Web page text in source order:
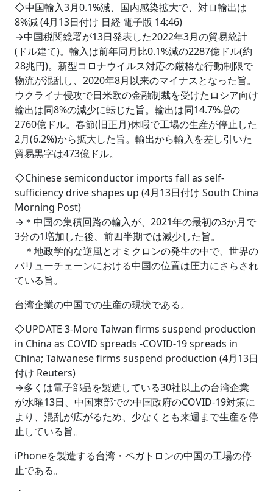
◇中国輸入3月0.1%減、国内感染拡大で、対ロ輸出は
8%減 (4月13日付け 日経 電子版 14:46)
→中国税関総署が13日発表した2022年3月の貿易統計
(ドル建て)。輸入は前年同月比0.1%減の2287億ドル(約
28兆円)。新型コロナウイルス対応の厳格な行動制限で
物流が混乱し、2020年8月以来のマイナスとなった旨。
ウクライナ侵攻で日米欧の金融制裁を受けたロシア向け
輸出は同8%の減少に転じた旨。輸出は同14.7%増の
2760億ドル。春節(旧正月)休暇で工場の生産が停止した
2月(6.2%)から拡大した旨。輸出から輸入を差し引いた
貿易黒字は473億ドル。
◇Chinese semiconductor imports fall as self-
sufficiency drive shapes up (4月13日付け South China
Morning Post)
→＊中国の集積回路の輸入が、2021年の最初の3か月で
3分の1増加した後、前四半期では減少した旨。
＊地政学的な逆風とオミクロンの発生の中で、世界の
バリューチェーンにおける中国の位置は圧力にさらされ
ている旨。
台湾企業の中国での生産の現状である。
◇UPDATE 3-More Taiwan firms suspend production
in China as COVID spreads -COVID-19 spreads in
China; Taiwanese firms suspend production (4月13日
付け Reuters)
→多くは電子部品を製造している30社以上の台湾企業
が水曜13日、中国東部での中国政府のCOVID-19対策に
より、混乱が広がるため、少なくとも来週まで生産を停
止している旨。
iPhoneを製造する台湾・ペガトロンの中国の工場の停
止である。